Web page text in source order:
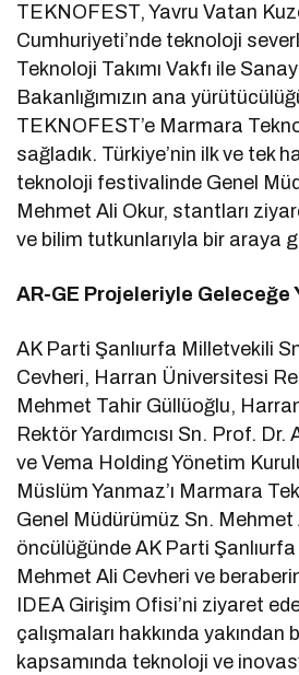
TEKNOFEST, Yavru Vatan
Cumhuriyeti’nde teknoloji
Teknoloji Takımı Vakfı ile
Bakanlığımızın ana
TEKNOFEST’e Marmara
sağladık. Türkiye’nin ilk ve tek
teknoloji festivalinde Genel
Mehmet Ali Okur, stantları
ve bilim tutkunlarıyla bir araya
AR-GE Projeleriyle Geleceğe
AK Parti Şanlıurfa Milletvekili
Cevheri, Harran Üniversitesi
Mehmet Tahir Güllüoğlu,
Rektör Yardımcısı Sn. Prof.
ve Vema Holding Yönetim
Müslüm Yanmaz’ı Marmara
Genel Müdürümüz Sn. Mehmet
öncülüğünde AK Parti
Mehmet Ali Cevheri ve
IDEA Girişim Ofisi’ni ziyaret
çalışmaları hakkında yakından
kapsamında teknoloji ve